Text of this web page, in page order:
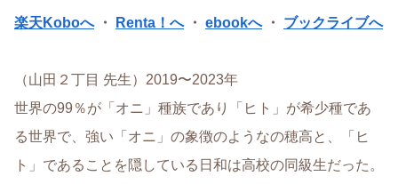
楽天Koboへ・ Renta！へ・ ebookへ・ ブックライブへ
（山田２丁目 先生）2019〜2023年
世界の99％が「オニ」種族であり「ヒト」が希少種であ
る世界で、強い「オニ」の象徴のようなの穂高と、「ヒ
ト」であることを隠している日和は高校の同級生だった。